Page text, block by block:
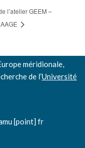
l’atelier GEEM –
méridionale,
de l’Université
[point] fr